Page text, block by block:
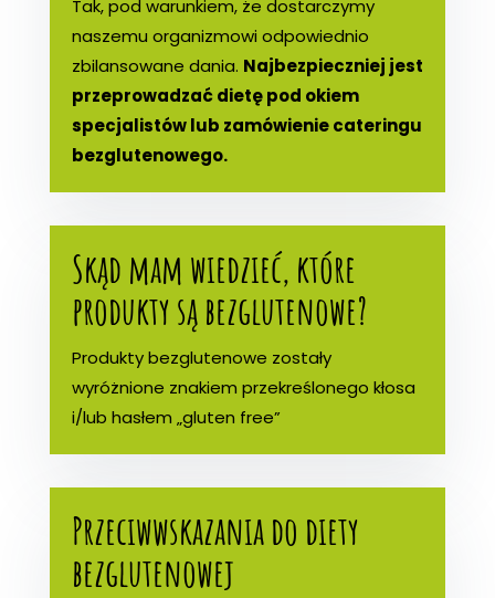
Tak, pod warunkiem, że dostarczymy
naszemu organizmowi odpowiednio
zbilansowane dania. Najbezpieczniej jest
przeprowadzać dietę pod okiem
specjalistów lub zamówienie cateringu
bezglutenowego.
Skąd mam wiedzieć, które
produkty są bezglutenowe?
Produkty bezglutenowe zostały
wyróżnione znakiem przekreślonego kłosa
i/lub hasłem „gluten free”
Przeciwwskazania do diety
bezglutenowej